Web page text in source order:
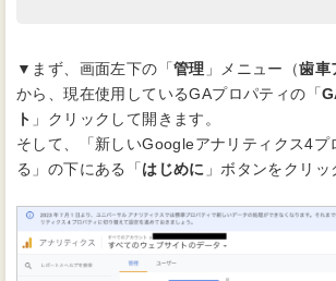
▼まず、画面左下の「管理 」メニュー（歯車
から、現在使用しているGAプロパティの「
ト 」クリックして開きます。
そして、「新しいGoogleアナリティクス4プ
る」の下にある「はじめに 」ボタンをクリッ